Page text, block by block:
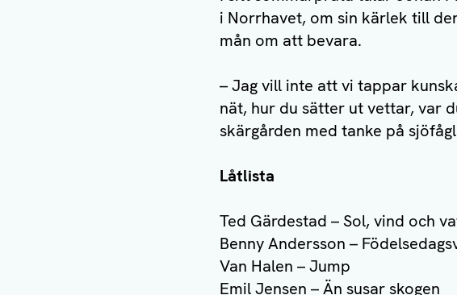
i Norrhavet, om sin kärlek till
mån om att bevara.
– Jag vill inte att vi tappar
nät, hur du sätter ut vettar, var
skärgården med tanke på
Låtlista
Ted Gärdestad – Sol, vind och
Benny Andersson –
Van Halen – Jump
Emil Jensen – Än susar skogen